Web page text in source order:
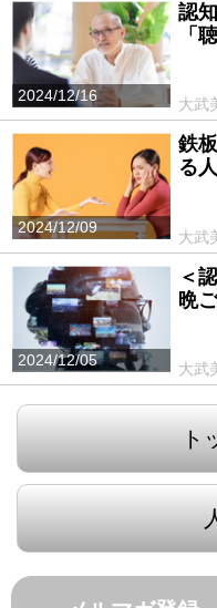
2024/12/16
認
「
大武
2024/12/09
鉄
る
大武
2024/12/05
＜
晩
大武
ト